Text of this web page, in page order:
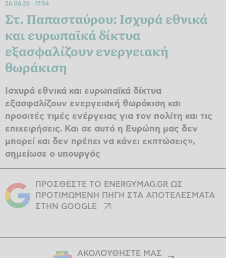
26.06.26 17:54
Στ. Παπασταύρου: Ισχυρά εθνικά
και ευρωπαϊκά δίκτυα
εξασφαλίζουν ενεργειακή
θωράκιση
Ισχυρά εθνικά και ευρωπαϊκά δίκτυα
εξασφαλίζουν ενεργειακή θωράκιση και
προσιτές τιμές ενέργειας για τον πολίτη και τις
επιχειρήσεις. Και σε αυτό η Ευρώπη μας δεν
μπορεί και δεν πρέπει να κάνει εκπτώσεις»,
σημείωσε ο υπουργός
ΠΡΟΣΘΕΣΤΕ ΤΟ ENERGYMAG.GR ΩΣ
ΠΡΟΤΙΜΩΜΕΝΗ ΠΗΓΗ ΣΤΑ ΑΠΟΤΕΛΕΣΜΑΤΑ
ΣΤΗΝ GOOGLE
ΑΚΟΛΟΥΘΗΣΤΕ ΜΑΣ